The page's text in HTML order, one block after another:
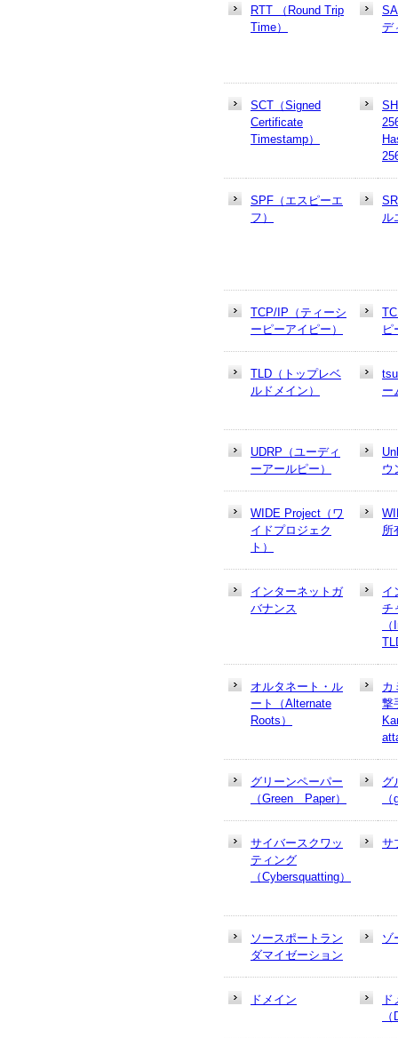
RTT （Round Trip
Time）
デ
SCT（Signed
Certificate
Timestamp）
SPF（エスピーエ
フ）
ル
TCP/IP（ティーシ
ーピーアイピー）
ピ
TLD（トップレベ
ルドメイン）
ー
UDRP（ユーディ
ーアールピー）
ウ
WIDE Project（ワ
イドプロジェク
ト）
所
インターネットガ
バナンス
イ
チ
オルタネート・ル
ート（Alternate
Roots）
カ
撃
グリーンペーパー
（Green Paper）
グ
サイバースクワッ
ティング
（Cybersquatting）
サ
ソースポートラン
ダマイゼーション
ゾ
ドメイン